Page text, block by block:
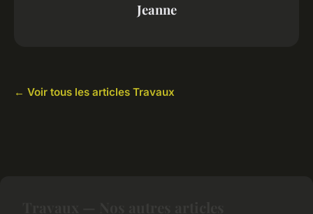
Jeanne
← Voir tous les articles Travaux